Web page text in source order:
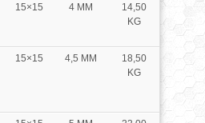
15×15 4 MM
14,50
KG
15×15 4,5 MM
18,50
KG